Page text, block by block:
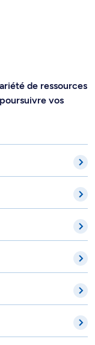
de ressources
vos